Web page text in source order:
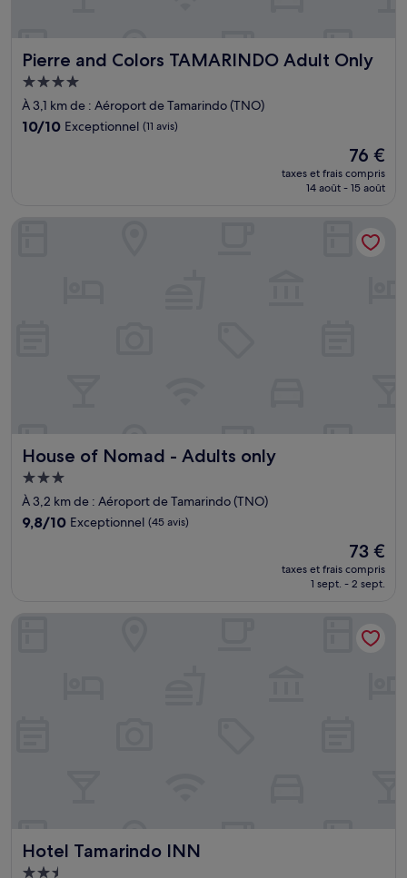
Pierre and Colors TAMARINDO Adult Only
Pierre and Colors TAMARINDO Adult Only
Hébergement
4.0 étoiles
À 3,1 km de : Aéroport de Tamarindo (TNO)
10.0
10/10 Exceptionnel (11 avis)
Le
nouveau
prix
de
76 €
76 €
taxes et frais compris
14 août - 15 août
House of Nomad - Adults only
House of Nomad - Adults only
Hébergement
3.0 étoiles
À 3,2 km de : Aéroport de Tamarindo (TNO)
9.8
9,8/10 Exceptionnel (45 avis)
Le
nouveau
prix
73 €
73 €
taxes et frais compris
1 sept. - 2 sept.
Hotel Tamarindo INN
Hotel Tamarindo INN
Hébergement
Hotel Tamarindo INN